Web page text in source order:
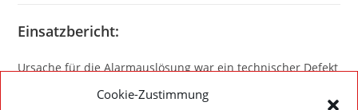
Cookie-Zustimmung
Einsatzbericht:
Ursache für die Alarmauslösung war ein technischer Defekt
an der Heizungsanlage. Dieser hatte eine